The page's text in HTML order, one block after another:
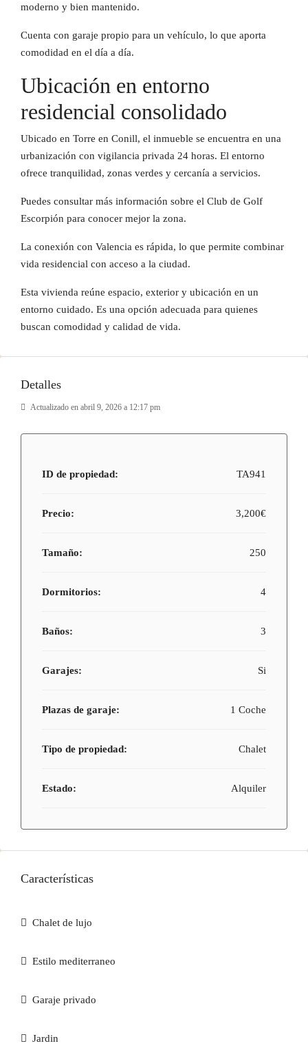
moderno y bien mantenido.
Cuenta con garaje propio para un vehículo, lo que aporta
comodidad en el día a día.
Ubicación en entorno
residencial consolidado
Ubicado en Torre en Conill, el inmueble se encuentra en una
urbanización con vigilancia privada 24 horas. El entorno
ofrece tranquilidad, zonas verdes y cercanía a servicios.
Puedes consultar más información sobre el Club de Golf
Escorpión para conocer mejor la zona.
La conexión con Valencia es rápida, lo que permite combinar
vida residencial con acceso a la ciudad.
Esta vivienda reúne espacio, exterior y ubicación en un
entorno cuidado. Es una opción adecuada para quienes
buscan comodidad y calidad de vida.
Detalles
Actualizado en abril 9, 2026 a 12:17 pm
ID de propiedad: TA941
Precio: 3,200€
Tamaño: 250
Dormitorios: 4
Baños: 3
Garajes: Si
Plazas de garaje: 1 Coche
Tipo de propiedad: Chalet
Estado: Alquiler
Características
Chalet de lujo
Estilo mediterraneo
Garaje privado
Jardin